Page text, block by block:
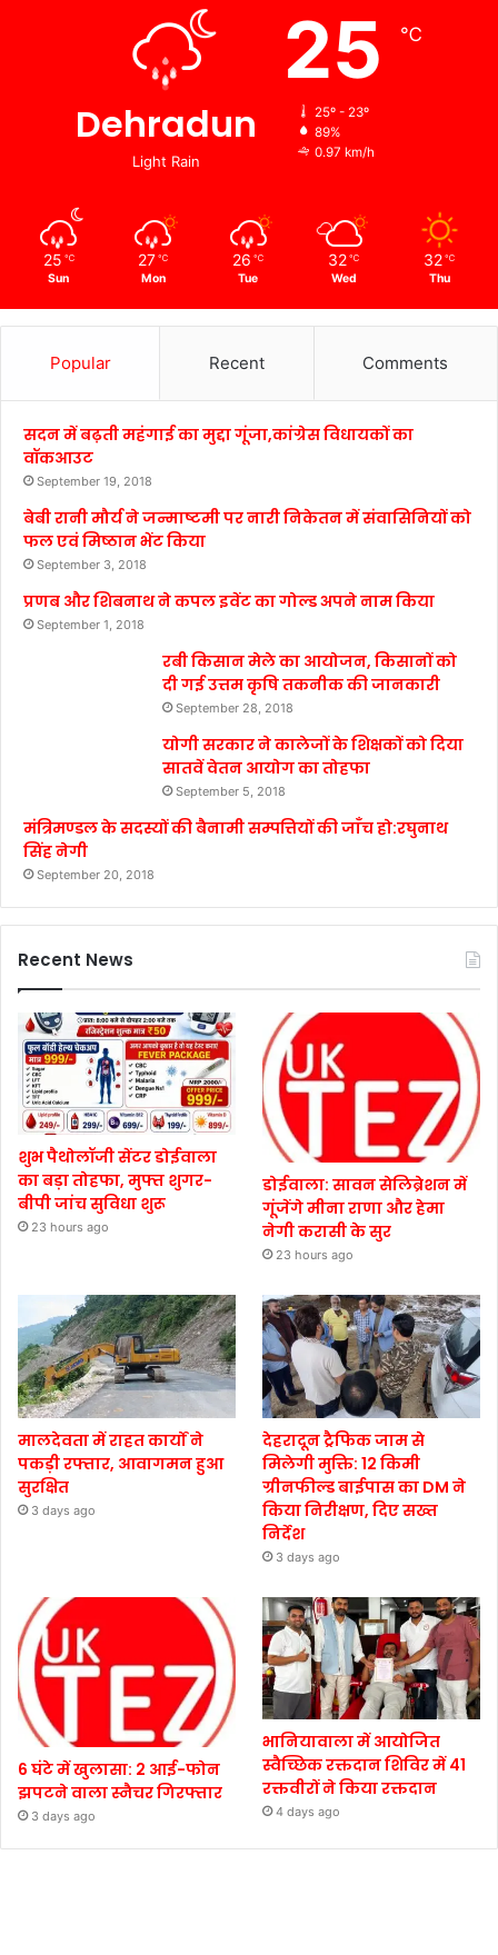
Dehradun
Light Rain
25 ℃
25º - 23º
89%
0.97 km/h
25 ℃
Sun
27 ℃
Mon
26 ℃
Tue
32 ℃
Wed
32 ℃
Thu
Popular Recent Comments
सदन में बढ़ती महंगाई का मुद्दा गूंजा,कांग्रेस विधायकों का
वॉकआउट
September 19, 2018
बेबी रानी मौर्य ने जन्माष्टमी पर नारी निकेतन में संवासिनियों को
फल एवं मिष्ठान भेंट किया
September 3, 2018
प्रणब और शिबनाथ ने कपल इवेंट का गोल्ड अपने नाम किया
September 1, 2018
रबी किसान मेले का आयोजन, किसानों को
दी गई उत्तम कृषि तकनीक की जानकारी
September 28, 2018
योगी सरकार ने कालेजों के शिक्षकों को दिया
सातवें वेतन आयोग का तोहफा
September 5, 2018
मंत्रिमण्डल के सदस्यों की बैनामी सम्पत्तियों की जाँच हो:रघुनाथ
सिंह नेगी
September 20, 2018
Recent News
शुभ पैथोलॉजी सेंटर डोईवाला
का बड़ा तोहफा, मुफ्त शुगर-
बीपी जांच सुविधा शुरू
23 hours ago
डोईवाला: सावन सेलिब्रेशन में
गूंजेंगे मीना राणा और हेमा
नेगी करासी के सुर
23 hours ago
मालदेवता में राहत कार्यों ने
पकड़ी रफ्तार, आवागमन हुआ
सुरक्षित
3 days ago
देहरादून ट्रैफिक जाम से
मिलेगी मुक्ति: 12 किमी
ग्रीनफील्ड बाईपास का DM ने
किया निरीक्षण, दिए सख्त
निर्देश
3 days ago
6 घंटे में खुलासा: 2 आई-फोन
झपटने वाला स्नैचर गिरफ्तार
3 days ago
भानियावाला में आयोजित
स्वैच्छिक रक्तदान शिविर में 41
रक्तवीरों ने किया रक्तदान
4 days ago